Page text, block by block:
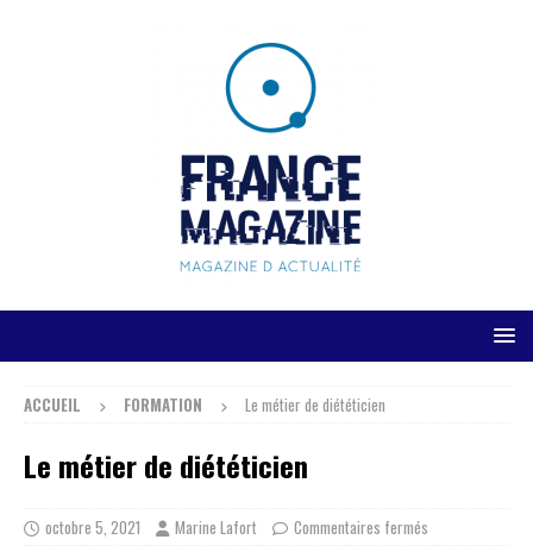
ACCUEIL FORMATION Le métier de diététicien
Le métier de diététicien
octobre 5, 2021 Marine Lafort Commentaires fermés